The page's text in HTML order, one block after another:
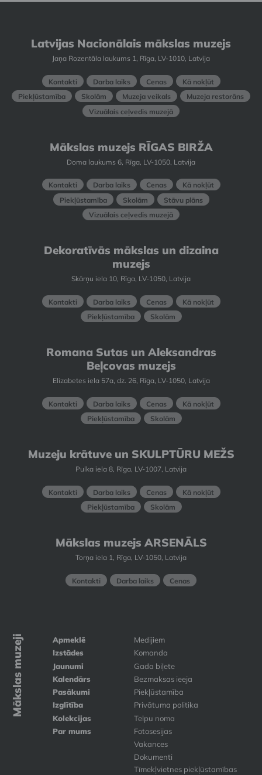
Latvijas Nacionālais mākslas muzejs
Jaņa Rozentāla laukums 1, Rīga, LV-1010, Latvija
Kontakti Darba laiks Cenas
Kā nokļūt
Piekļūstamība
Skolām Muzeja veikals
Muzeja restorāns
Vizuālais ceļvedis muzejā
Mākslas muzejs RĪGAS BIRŽA
Doma laukums 6, Rīga, LV-1050, Latvija
Kontakti Darba laiks Cenas
Kā nokļūt
Piekļūstamība
Skolām
Stāvu plāns
Vizuālais ceļvedis muzejā
Dekoratīvās mākslas un dizaina
muzejs
Skārņu iela 10, Rīga, LV-1050, Latvija
Kontakti Darba laiks Cenas
Kā nokļūt
Piekļūstamība
Skolām
Romana Sutas un Aleksandras
Beļcovas muzejs
Elizabetes iela 57a, dz. 26, Rīga, LV-1050, Latvija
Kontakti Darba laiks Cenas
Kā nokļūt
Piekļūstamība
Skolām
Muzeju krātuve un SKULPTŪRU MEŽS
Pulka iela 8, Rīga, LV-1007, Latvija
Kontakti Darba laiks Cenas
Kā nokļūt
Piekļūstamība
Skolām
Mākslas muzejs ARSENĀLS
Torņa iela 1, Rīga, LV-1050, Latvija
Kontakti Darba laiks Cenas
Mākslas muzeji
Apmeklē
Izstādes
Jaunumi
Kalendārs
Pasākumi
Izglītība
Kolekcijas
Par mums
Medijiem
Komanda
Gada biļete
Bezmaksas ieeja
Piekļūstamība
Privātuma politika
Telpu noma
Fotosesijas
Vakances
Dokumenti
Tīmekļvietnes piekļūstamības